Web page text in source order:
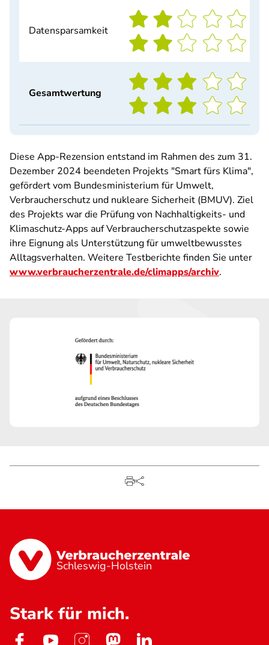
Datensparsamkeit
Gesamtwertung
Diese App-Rezension entstand im Rahmen des zum 31.
Dezember 2024 beendeten Projekts "Smart fürs Klima",
gefördert vom Bundesministerium für Umwelt,
Verbraucherschutz und nukleare Sicherheit (BMUV). Ziel
des Projekts war die Prüfung von Nachhaltigkeits- und
Klimaschutz-Apps auf Verbraucherschutzaspekte sowie
ihre Eignung als Unterstützung für umweltbewusstes
Alltagsverhalten. Weitere Testberichte finden Sie unter
www.verbraucherzentrale.de/climapps/archiv.
Schleswig-Holstein
Stark für mich.